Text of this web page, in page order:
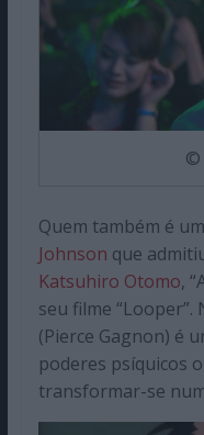
©
Quem também é
Johnson que
Katsuhiro Otomo,
seu filme “Looper”.
(Pierce Gagnon) é
poderes psíquicos
transformar-se